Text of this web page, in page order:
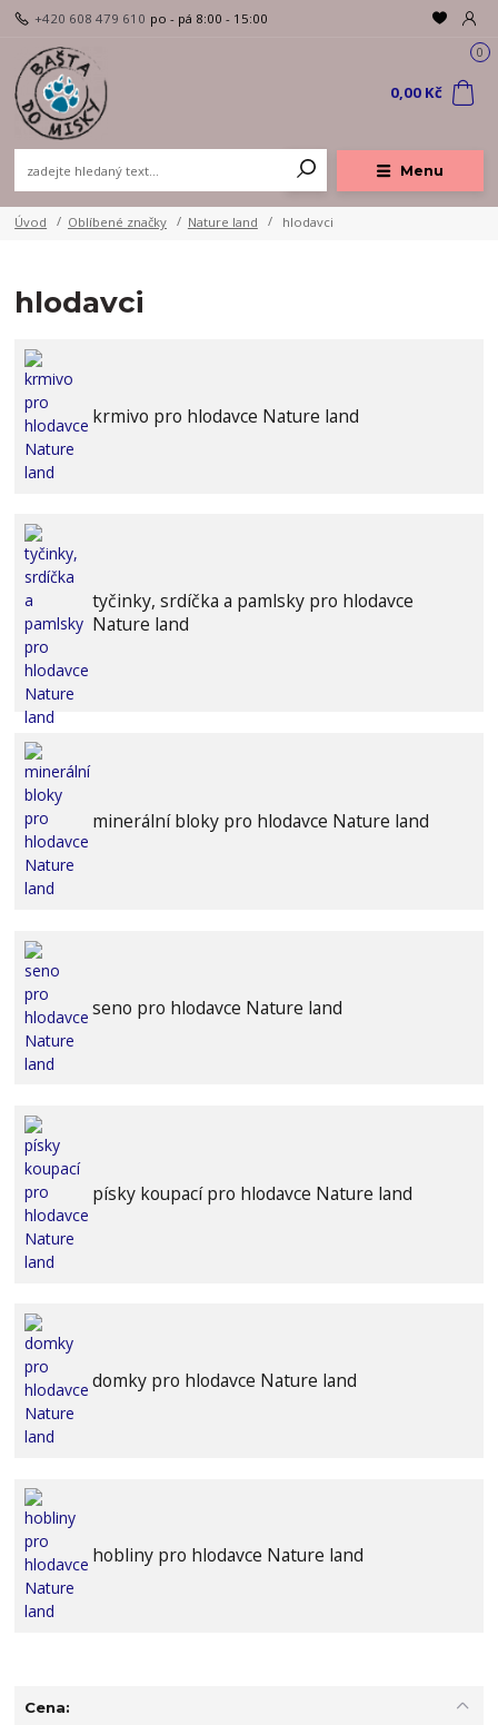
Menu
+420 608 479 610 po - pá 8:00 - 15:00
0
0,00 Kč
Úvod Oblíbené značky Nature land hlodavci
hlodavci
krmivo pro hlodavce Nature land
tyčinky, srdíčka a pamlsky pro hlodavce
Nature land
minerální bloky pro hlodavce Nature land
seno pro hlodavce Nature land
písky koupací pro hlodavce Nature land
domky pro hlodavce Nature land
hobliny pro hlodavce Nature land
Cena: